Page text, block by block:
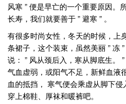
风寒 ” 便是早亡的一个重要原因。
长寿，我们就要善于 ” 避寒 ” 。
有很多时尚女性，冬天的时候，上
条裙子，这个装束，虽然美丽 ” 冻
说： ” 风从颈后入，寒从脚底生。
气血虚弱，或阳气不足，新鲜血液
血的抵挡， 寒气便会乘虚从脚下
穿上棉鞋、厚袜和暖裤吧。